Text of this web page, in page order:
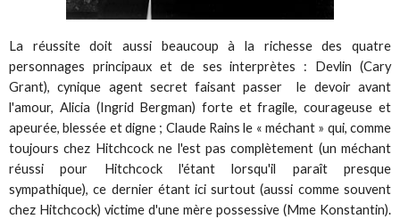
La réussite doit aussi beaucoup à la richesse des quatre
personnages principaux et de ses interprètes : Devlin (Cary
Grant), cynique agent secret faisant passer le devoir avant
l'amour, Alicia (Ingrid Bergman) forte et fragile, courageuse et
apeurée, blessée et digne ; Claude Rains le « méchant » qui, comme
toujours chez Hitchcock ne l'est pas complètement (un méchant
réussi pour Hitchcock l'étant lorsqu'il paraît presque
sympathique), ce dernier étant ici surtout (aussi comme souvent
chez Hitchcock) victime d'une mère possessive (Mme Konstantin).